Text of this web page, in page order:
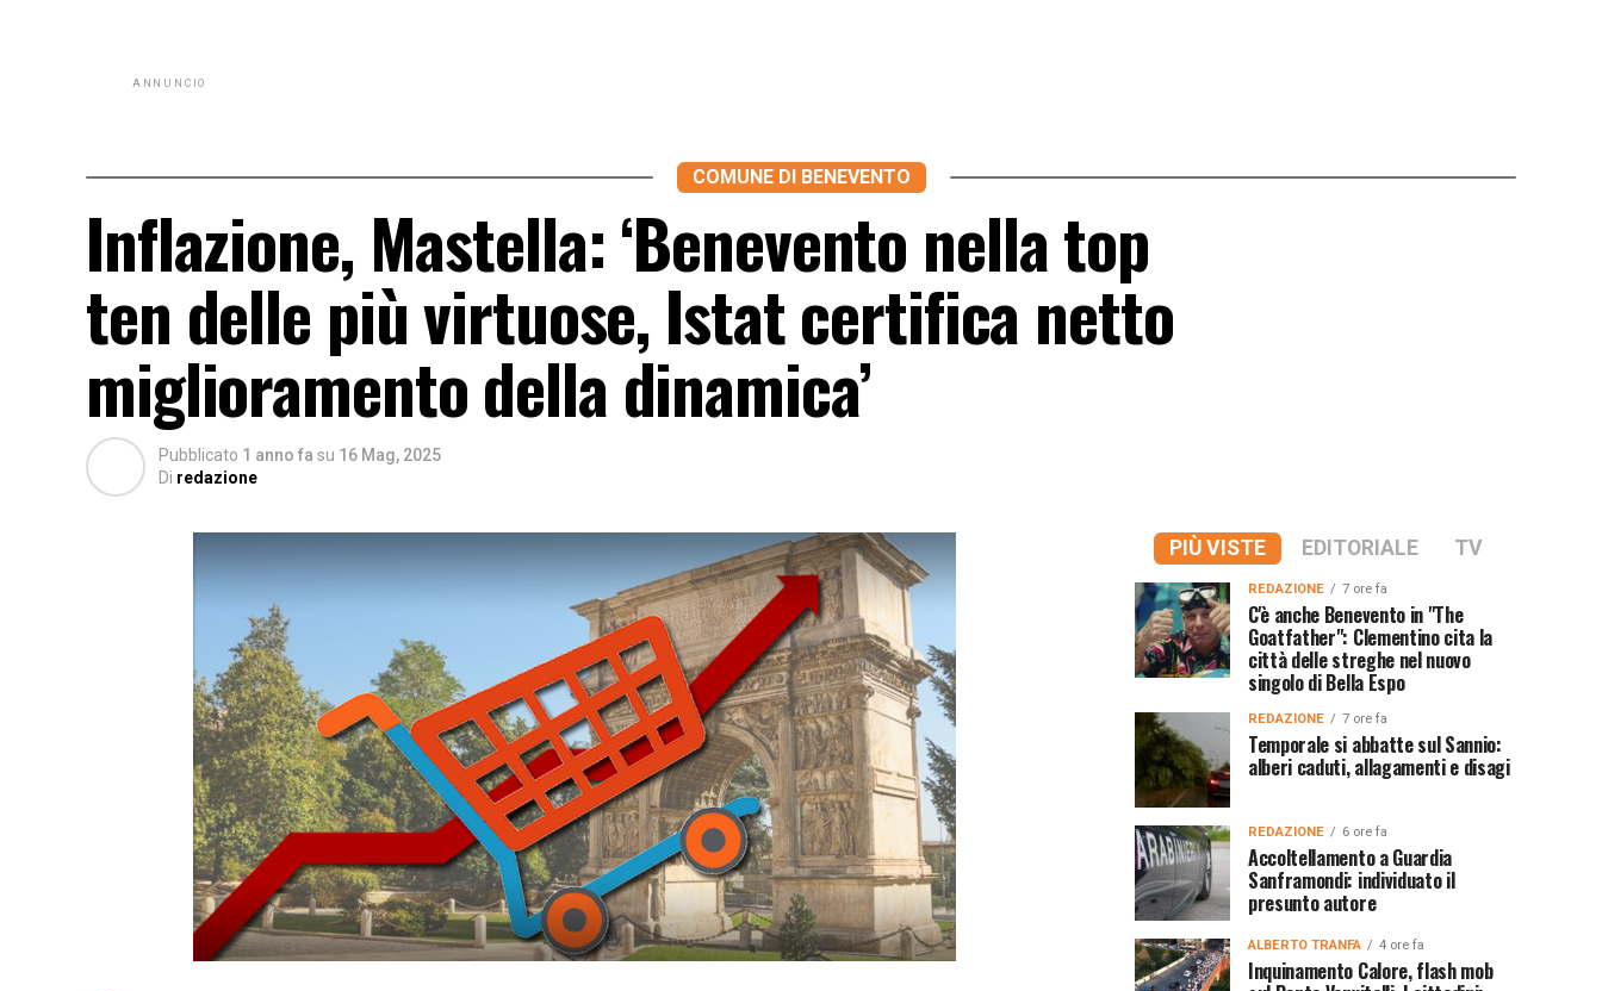
ANNUNCIO
COMUNE DI BENEVENTO
Inflazione, Mastella: ‘Benevento nella top
ten delle più virtuose, Istat certifica netto
miglioramento della dinamica’
Pubblicato 1 anno fa su 16 Mag, 2025
Di redazione
PIÙ VISTE EDITORIALE TV
REDAZIONE 7 ore fa
C'è anche Benevento in "The
Goatfather": Clementino cita la
città delle streghe nel nuovo
singolo di Bella Espo
REDAZIONE 7 ore fa
Temporale si abbatte sul Sannio:
alberi caduti, allagamenti e disagi
REDAZIONE 6 ore fa
Accoltellamento a Guardia
Sanframondi: individuato il
presunto autore
ALBERTO TRANFA 4 ore fa
Inquinamento Calore, flash mob